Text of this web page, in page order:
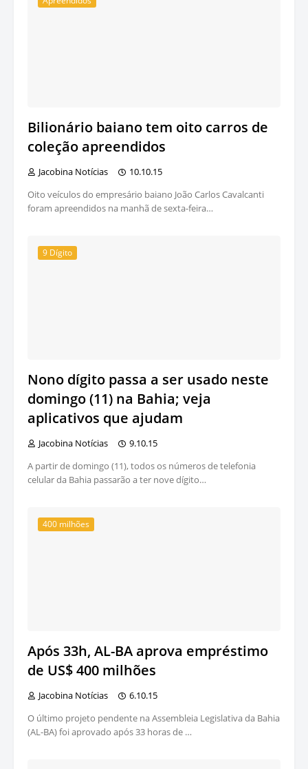
Bilionário baiano tem oito carros de
coleção apreendidos
Jacobina Notícias
10.10.15
Oito veículos do empresário baiano João Carlos Cavalcanti
foram apreendidos na manhã de sexta-feira…
9 Dígito
Nono dígito passa a ser usado neste
domingo (11) na Bahia; veja
aplicativos que ajudam
Jacobina Notícias
9.10.15
A partir de domingo (11), todos os números de telefonia
celular da Bahia passarão a ter nove dígito…
400 milhões
Após 33h, AL-BA aprova empréstimo
de US$ 400 milhões
Jacobina Notícias
6.10.15
O último projeto pendente na Assembleia Legislativa da Bahia
(AL-BA) foi aprovado após 33 horas de …